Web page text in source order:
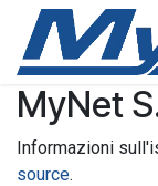
Passa al contenuto
MyNet
Informazioni
source.